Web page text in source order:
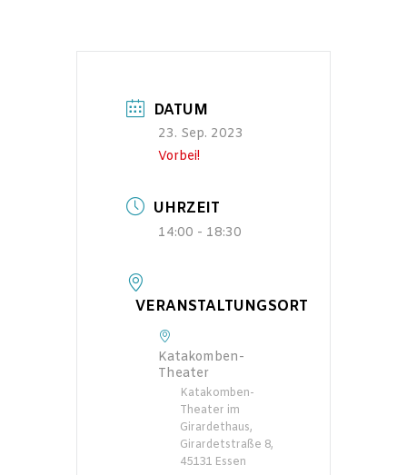
DATUM
23. Sep. 2023
Vorbei!
UHRZEIT
14:00 - 18:30
VERANSTALTUNGSORT
Katakomben-
Theater
Katakomben-
Theater im
Girardethaus,
Girardetstraße 8,
45131 Essen